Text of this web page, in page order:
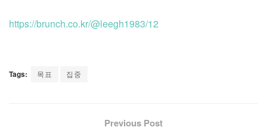
https://brunch.co.kr/@leegh1983/12
Tags: 목표 집중
Previous Post